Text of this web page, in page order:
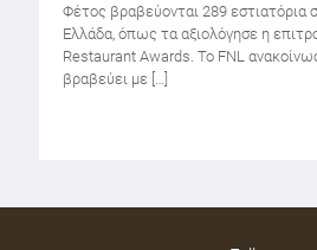
Φέτος βραβεύονται 289 εστιατόρια
Ελλάδα, όπως τα αξιολόγησε η
Restaurant Awards. Το FNL
βραβεύει με